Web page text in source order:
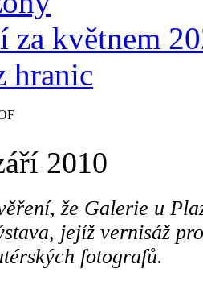
za květnem
hranic
2010
že Galerie u
jejíž vernisáž
fotografů.